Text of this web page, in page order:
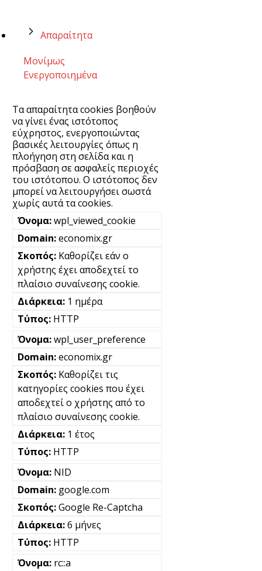
Απαραίτητα
Μονίμως
Ενεργοποιημένα
Τα απαραίτητα cookies βοηθούν
να γίνει ένας ιστότοπος
εύχρηστος, ενεργοποιώντας
βασικές λειτουργίες όπως η
πλοήγηση στη σελίδα και η
πρόσβαση σε ασφαλείς περιοχές
του ιστότοπου. Ο ιστότοπος δεν
μπορεί να λειτουργήσει σωστά
χωρίς αυτά τα cookies.
wpl_viewed_cookie
economix.gr
Καθορίζει εάν ο
χρήστης έχει αποδεχτεί το
πλαίσιο συναίνεσης cookie.
1 ημέρα
HTTP
wpl_user_preference
economix.gr
Καθορίζει τις
κατηγορίες cookies που έχει
αποδεχτεί ο χρήστης από το
πλαίσιο συναίνεσης cookie.
1 έτος
HTTP
NID
google.com
Google Re-Captcha
6 μήνες
HTTP
rc::a